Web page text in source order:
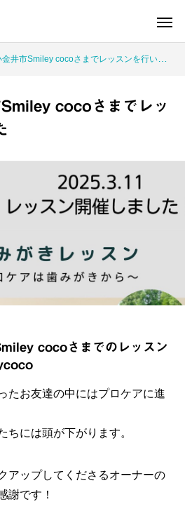
井市Smiley cocoさまでレッスンを行いました
cocoさまでレッ
cocoさまでのレッスン
たお友達の中にはプロケアに進
ちには頭が下がります。
アップしてくださるオーナーの
謝です！